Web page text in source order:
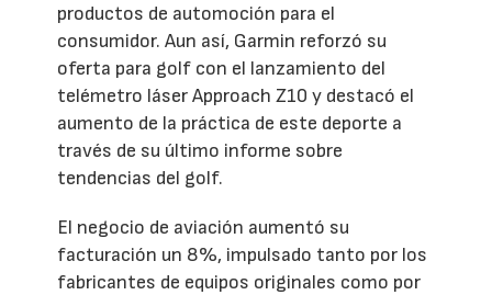
productos de automoción para el
consumidor. Aun así, Garmin reforzó su
oferta para golf con el lanzamiento del
telémetro láser Approach Z10 y destacó el
aumento de la práctica de este deporte a
través de su último informe sobre
tendencias del golf.
El negocio de aviación aumentó su
facturación un 8%, impulsado tanto por los
fabricantes de equipos originales como por